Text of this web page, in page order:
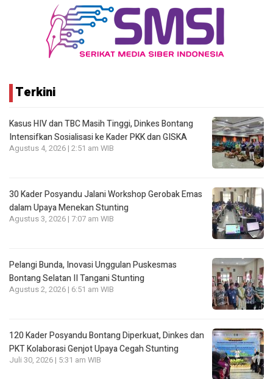
Terkini
Kasus HIV dan TBC Masih Tinggi, Dinkes Bontang
Intensifkan Sosialisasi ke Kader PKK dan GISKA
Agustus 4, 2026 | 2:51 am WIB
30 Kader Posyandu Jalani Workshop Gerobak Emas
dalam Upaya Menekan Stunting
Agustus 3, 2026 | 7:07 am WIB
Pelangi Bunda, Inovasi Unggulan Puskesmas
Bontang Selatan II Tangani Stunting
Agustus 2, 2026 | 6:51 am WIB
120 Kader Posyandu Bontang Diperkuat, Dinkes dan
PKT Kolaborasi Genjot Upaya Cegah Stunting
Juli 30, 2026 | 5:31 am WIB